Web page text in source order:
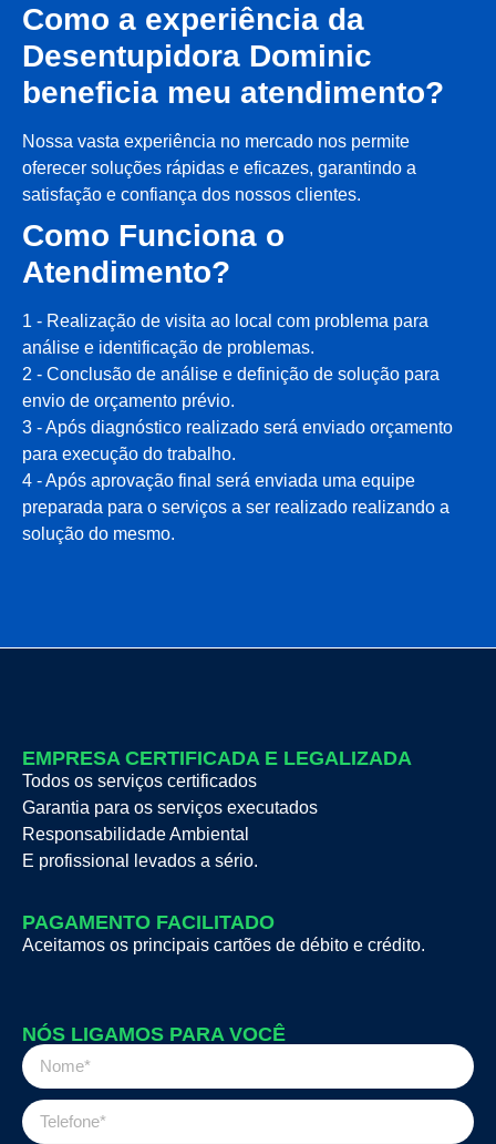
Como a experiência da
Desentupidora Dominic
beneficia meu atendimento?
Nossa vasta experiência no mercado nos permite
oferecer soluções rápidas e eficazes, garantindo a
satisfação e confiança dos nossos clientes.
Como Funciona o
Atendimento?
1 - Realização de visita ao local com problema para
análise e identificação de problemas.
2 - Conclusão de análise e definição de solução para
envio de orçamento prévio.
3 - Após diagnóstico realizado será enviado orçamento
para execução do trabalho.
4 - Após aprovação final será enviada uma equipe
preparada para o serviços a ser realizado realizando a
solução do mesmo.
EMPRESA CERTIFICADA E LEGALIZADA
Todos os serviços certificados
Garantia para os serviços executados
Responsabilidade Ambiental
E profissional levados a sério.
PAGAMENTO FACILITADO
Aceitamos os principais cartões de débito e crédito.
NÓS LIGAMOS PARA VOCÊ